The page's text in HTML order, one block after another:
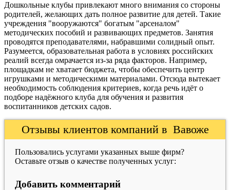
Дошкольные клубы привлекают много внимания со стороны
родителей, желающих дать полное развитие для детей. Такие
учреждения "вооружаются" богатым "арсеналом"
методических пособий и развивающих предметов. Занятия
проводятся преподавателями, набравшими солидный опыт.
Разумеется, образовательная работа в условиях российских
реалий всегда омрачается из-за ряда факторов. Например,
площадкам не хватает бюджета, чтобы обеспечить центр
игрушками и методическими материалами. Отсюда вытекает
необходимость соблюдения критериев, когда речь идёт о
подборе надёжного клуба для обучения и развития
воспитанников детских садов.
Отзывы клиентов компаний в Вавоже
Пользовались услугами указанных выше фирм?
Оставьте отзыв о качестве полученных услуг:
Добавить комментарий